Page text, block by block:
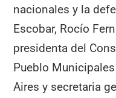
nacionales y la
Escobar, Rocío
presidenta del
Pueblo
Aires y secretaria